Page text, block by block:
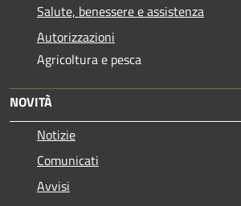
Salute, benessere e assistenza
Autorizzazioni
Agricoltura e pesca
NOVITÀ
Notizie
Comunicati
Avvisi